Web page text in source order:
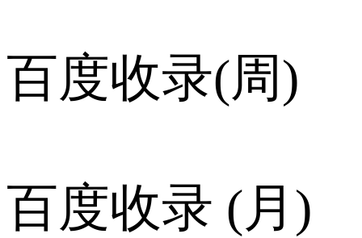
百度收录(周)
百度收录 (月)